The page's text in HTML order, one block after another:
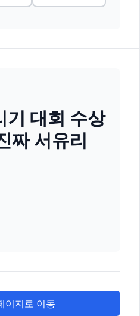
기 대회 수상
짜 서유리
이지로 이동